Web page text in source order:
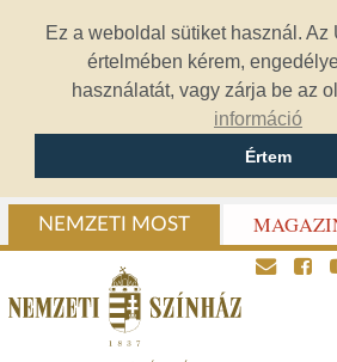
Ez a weboldal sütiket használ. Az
értelmében kérem,
használatát, vagy zárja be az
információ
Értem
NEMZETI MOST